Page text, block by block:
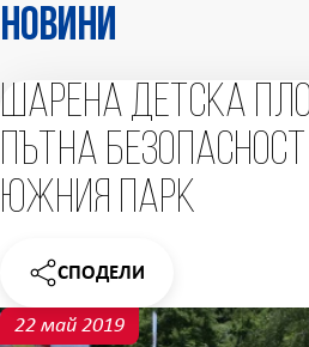
Новини
Шарена детска
пътна
Южния парк
СПОДЕЛИ
НОВИНАТА
22 май 2019